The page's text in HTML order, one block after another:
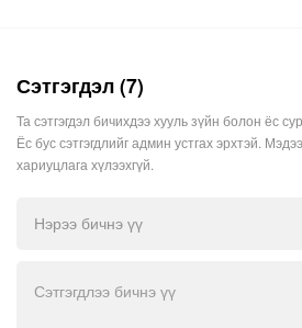
Сэтгэгдэл (7)
Та сэтгэгдэл бичихдээ хууль зүйн болон ёс
Ёс бус сэтгэгдлийг админ устгах эрхтэй.
хариуцлага хүлээхгүй.